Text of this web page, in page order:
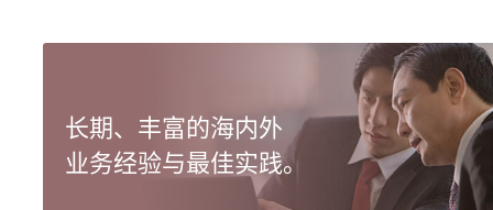
长期、丰富的海内外
业务经验与最佳实践。